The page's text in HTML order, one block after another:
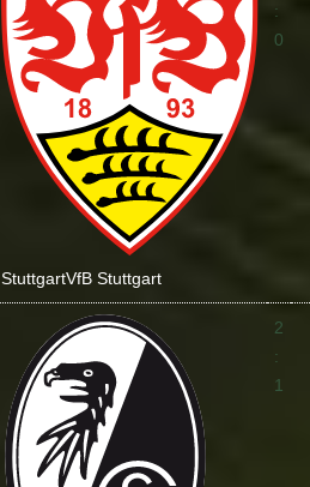
StuttgartVfB Stuttgart
:
0
2
:
1